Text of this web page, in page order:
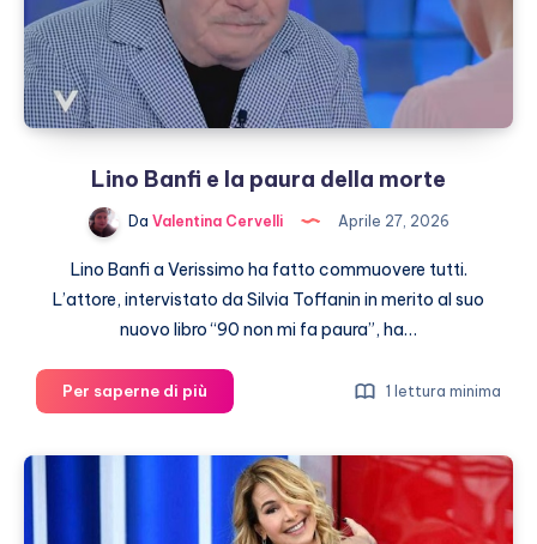
Lino Banfi e la paura della morte
Da Valentina Cervelli Aprile 27, 2026
Lino Banfi a Verissimo ha fatto commuovere tutti.
L’attore, intervistato da Silvia Toffanin in merito al suo
nuovo libro “90 non mi fa paura”, ha…
Per saperne di più
Banfi
paura
della
1 lettura minima